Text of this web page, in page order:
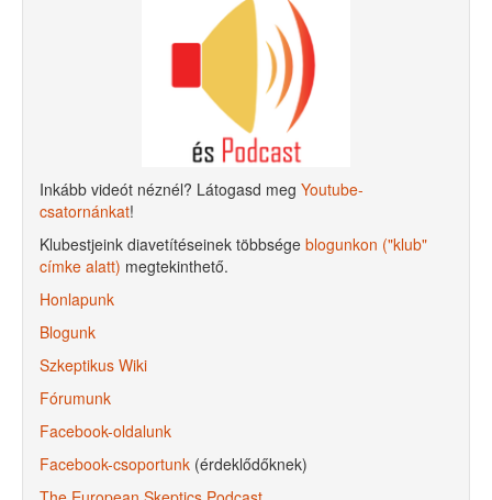
Inkább videót néznél? Látogasd meg Youtube-
csatornánkat!
Klubestjeink diavetítéseinek többsége blogunkon ("klub"
címke alatt) megtekinthető.
Honlapunk
Blogunk
Szkeptikus Wiki
Fórumunk
Facebook-oldalunk
Facebook-csoportunk (érdeklődőknek)